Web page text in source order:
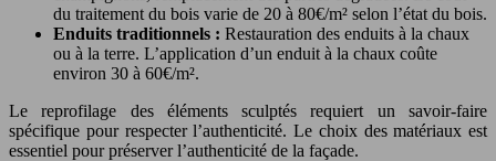
du traitement du bois varie de 20 à 80€/m² selon l’état du bois.
Enduits traditionnels : Restauration des enduits à la chaux
ou à la terre. L’application d’un enduit à la chaux coûte
environ 30 à 60€/m².
Le reprofilage des éléments sculptés requiert un savoir-faire
spécifique pour respecter l’authenticité. Le choix des matériaux est
essentiel pour préserver l’authenticité de la façade.